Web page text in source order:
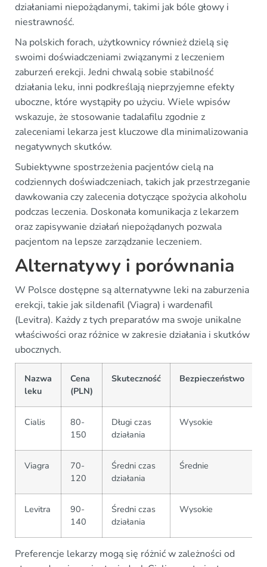
działaniami niepożądanymi, takimi jak bóle głowy i
niestrawność.
Na polskich forach, użytkownicy również dzielą się
swoimi doświadczeniami związanymi z leczeniem
zaburzeń erekcji. Jedni chwalą sobie stabilność
działania leku, inni podkreślają nieprzyjemne efekty
uboczne, które wystąpiły po użyciu. Wiele wpisów
wskazuje, że stosowanie tadalafilu zgodnie z
zaleceniami lekarza jest kluczowe dla minimalizowania
negatywnych skutków.
Subiektywne spostrzeżenia pacjentów cielą na
codziennych doświadczeniach, takich jak przestrzeganie
dawkowania czy zalecenia dotyczące spożycia alkoholu
podczas leczenia. Doskonała komunikacja z lekarzem
oraz zapisywanie działań niepożądanych pozwala
pacjentom na lepsze zarządzanie leczeniem.
Alternatywy i porównania
W Polsce dostępne są alternatywne leki na zaburzenia
erekcji, takie jak sildenafil (Viagra) i wardenafil
(Levitra). Każdy z tych preparatów ma swoje unikalne
właściwości oraz różnice w zakresie działania i skutków
ubocznych.
Nazwa
leku
Cena
(PLN)
Skuteczność Bezpieczeństwo
Cialis
80-
150
Długi czas
działania
Wysokie
Viagra
70-
120
Średni czas
działania
Średnie
Levitra
90-
140
Średni czas
działania
Wysokie
Preferencje lekarzy mogą się różnić w zależności od